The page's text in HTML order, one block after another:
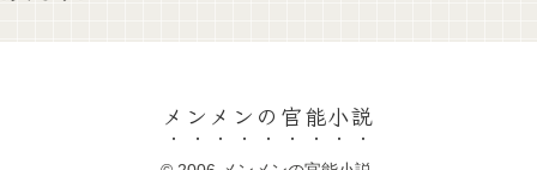
メンメンの官能小説